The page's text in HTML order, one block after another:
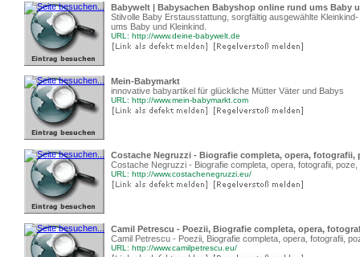
Babywelt | Babysachen Babyshop online rund ums Baby
Stilvolle Baby Erstausstattung, sorgfältig ausgewählte
ums Baby und Kleinkind.
URL: http://www.deine-babywelt.de
Mein-Babymarkt
innovative babyartikel für glückliche Mütter Väter und Babys
URL: http://www.mein-babymarkt.com
Costache Negruzzi - Biografie completa, opera,
Costache Negruzzi - Biografie completa, opera, fotografii,
URL: http://www.costachenegruzzi.eu/
Camil Petrescu - Poezii, Biografie completa, opera,
Camil Petrescu - Poezii, Biografie completa, opera, fotografii,
URL: http://www.camilpetrescu.eu/